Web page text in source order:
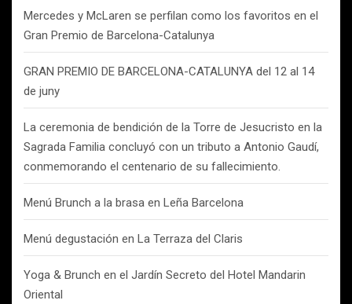
Mercedes y McLaren se perfilan como los favoritos en el
Gran Premio de Barcelona-Catalunya
GRAN PREMIO DE BARCELONA-CATALUNYA del 12 al 14
de juny
La ceremonia de bendición de la Torre de Jesucristo en la
Sagrada Familia concluyó con un tributo a Antonio Gaudí,
conmemorando el centenario de su fallecimiento.
Menú Brunch a la brasa en Leña Barcelona
Menú degustación en La Terraza del Claris
Yoga & Brunch en el Jardín Secreto del Hotel Mandarin
Oriental